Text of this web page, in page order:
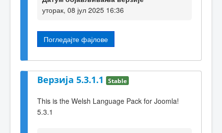
уторак, 08 јул 2025 16:36
Погледајте фајлове
Верзија 5.3.1.1 Stable
This is the Welsh Language Pack for Joomla!
5.3.1